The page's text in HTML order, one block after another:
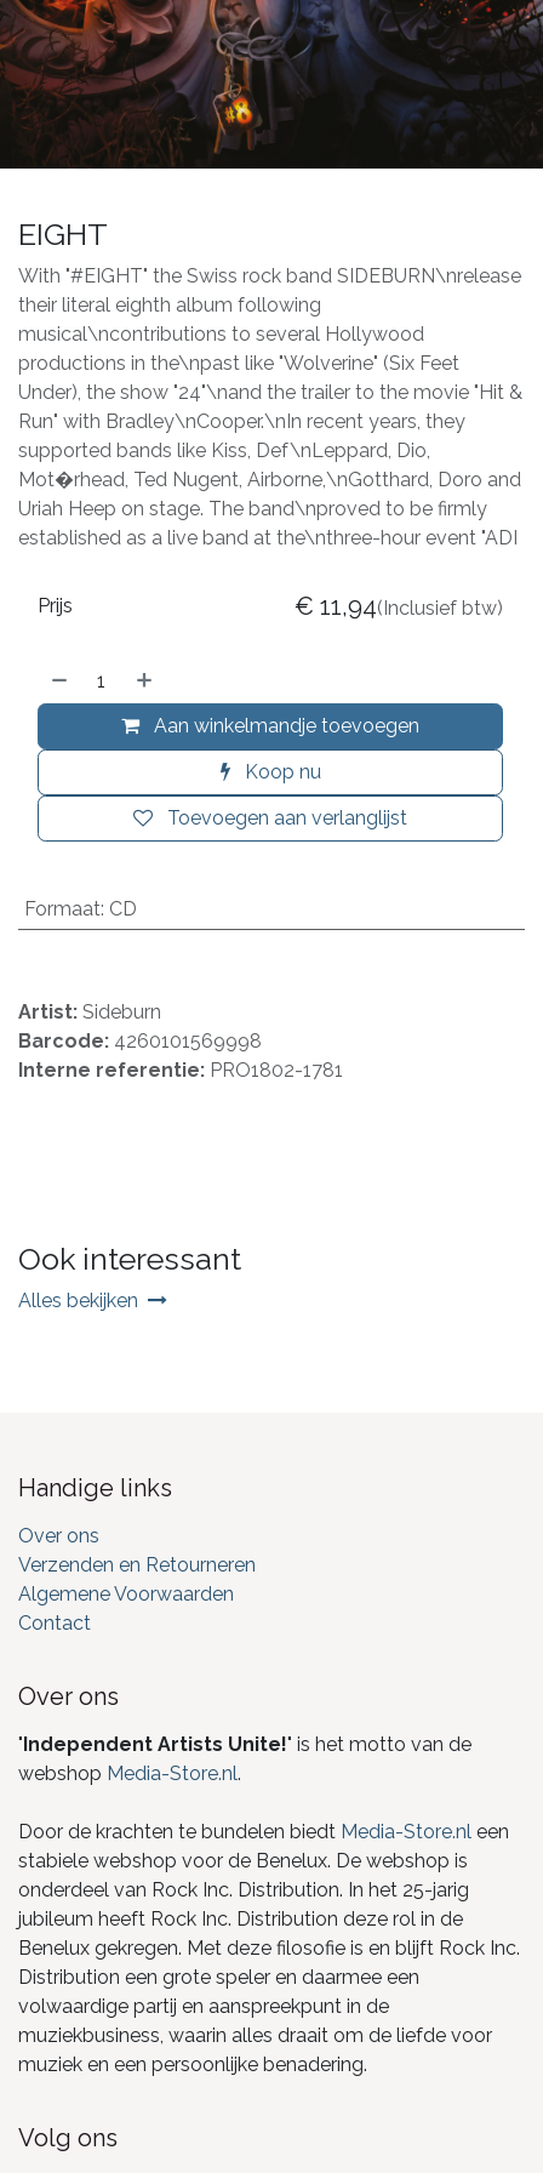
EIGHT
With "#EIGHT" the Swiss rock band SIDEBURN\nrelease
their literal eighth album following
musical\ncontributions to several Hollywood
productions in the\npast like "Wolverine" (Six Feet
Under), the show "24"\nand the trailer to the movie "Hit &
Run" with Bradley\nCooper.\nIn recent years, they
supported bands like Kiss, Def\nLeppard, Dio,
Mot�rhead, Ted Nugent, Airborne,\nGotthard, Doro and
Uriah Heep on stage. The band\nproved to be firmly
established as a live band at the\nthree-hour event "ADI
Aan winkelmandje toevoegen
Koop nu
Toevoegen aan verlanglijst
Prijs € 11,94(Inclusief btw)
Formaat: CD
Artist: Sideburn
Barcode: 4260101569998
Interne referentie: PRO1802-1781
Ook interessant
Alles bekijken
Handige links
Over ons
Verzenden en Retourneren
Algemene Voorwaarden
Contact
Over ons
"Independent Artists Unite!" is het motto van de
webshop Media-Store.nl.
Door de krachten te bundelen biedt Media-Store.nl een
stabiele webshop voor de Benelux. De webshop is
onderdeel van Rock Inc. Distribution. In het 25-jarig
jubileum heeft Rock Inc. Distribution deze rol in de
Benelux gekregen. Met deze filosofie is en blijft Rock Inc.
Distribution een grote speler en daarmee een
volwaardige partij en aanspreekpunt in de
muziekbusiness, waarin alles draait om de liefde voor
muziek en een persoonlijke benadering.
Volg ons